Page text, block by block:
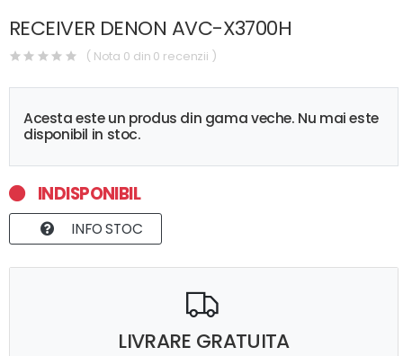
RECEIVER DENON AVC-X3700H
( Nota 0 din 0 recenzii )
Acesta este un produs din gama veche. Nu mai este
disponibil in stoc.
INDISPONIBIL
INFO STOC
LIVRARE GRATUITA